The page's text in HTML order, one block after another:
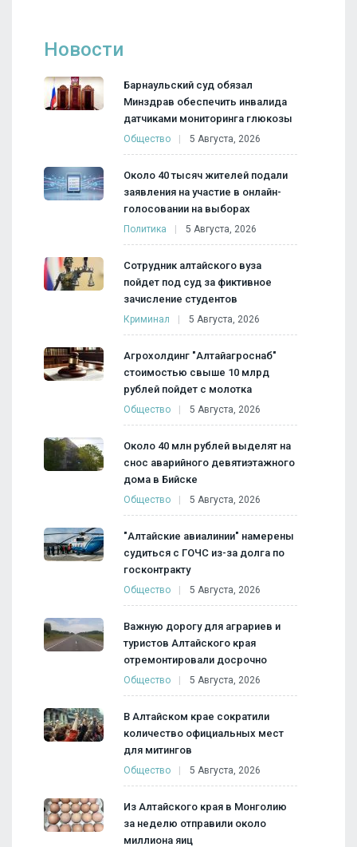
Новости
Барнаульский суд обязал
Минздрав обеспечить инвалида
датчиками мониторинга глюкозы
Общество 5 Августа, 2026
Около 40 тысяч жителей подали
заявления на участие в онлайн-
голосовании на выборах
Политика 5 Августа, 2026
Сотрудник алтайского вуза
пойдет под суд за фиктивное
зачисление студентов
Криминал 5 Августа, 2026
Агрохолдинг "Алтайагроснаб"
стоимостью свыше 10 млрд
рублей пойдет с молотка
Общество 5 Августа, 2026
Около 40 млн рублей выделят на
снос аварийного девятиэтажного
дома в Бийске
Общество 5 Августа, 2026
"Алтайские авиалинии" намерены
судиться с ГОЧС из-за долга по
госконтракту
Общество 5 Августа, 2026
Важную дорогу для аграриев и
туристов Алтайского края
отремонтировали досрочно
Общество 5 Августа, 2026
В Алтайском крае сократили
количество официальных мест
для митингов
Общество 5 Августа, 2026
Из Алтайского края в Монголию
за неделю отправили около
миллиона яиц